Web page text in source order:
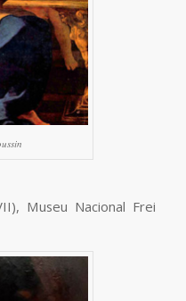
Museu Nacional Frei